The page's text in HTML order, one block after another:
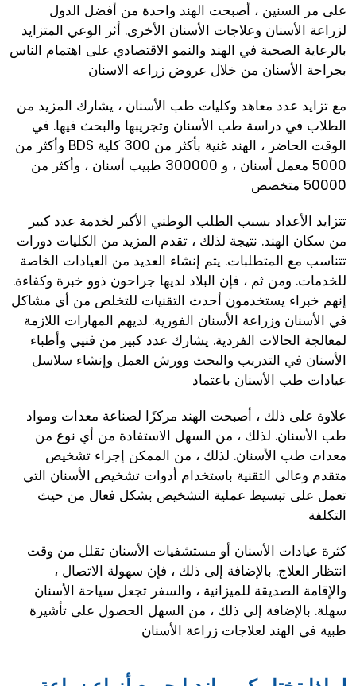
على مر السنين ، أصبحت الهند واحدة من أفضل الدول
لزراعة الأسنان وعلاجات الأسنان الأخرى. أثر الوعي المتزايد
بالرعاية الصحية في الهند والنمو الاقتصادي على اهتمام الناس
بجراحة الأسنان من خلال عروض زراعه الاسنان
مع تزايد عدد معاهد وكليات طب الأسنان ، يشارك المزيد من
الطلاب في دراسة طب الأسنان وتجريبها والبحث فيها. في
الوقت الحاضر ، الهند غنية بأكثر من 300 كلية BDS وأكثر من
5000 معمل أسنان ، و 300000 طبيب أسنان ، وأكثر من
50000 متخصص
تتزايد الأعداد بسبب الطلب الوطني الأكبر لخدمة عدد كبير
من سكان الهند. نتيجة لذلك ، تقدم المزيد من الكليات دورات
تتناسب مع المتطلبات. يتم إنشاء العديد من العيادات الخاصة
للخدمات. ومن ثم ، فإن البلاد لديها جراحون ذوو خبرة وكفاءة.
إنهم خبراء يستخدمون أحدث التقنيات للتخلص من أي مشاكل
في الأسنان وزراعة الأسنان الفورية. لديهم المهارات اللازمة
لمعالجة الحالات الفردية. يشارك عدد كبير من فنيي وأطباء
الأسنان في التدريب والبحث وورش العمل وإنشاء سلاسل
عيادات طب الأسنان باعتماد
علاوة على ذلك ، أصبحت الهند مركزًا لصناعة معدات ومواد
طب الأسنان. لذلك ، من السهل الاستفادة من أي نوع من
معدات طب الأسنان. لذلك ، من الممكن إجراء تشخيص
متقدم وعالي التقنية باستخدام أدوات تشخيص الأسنان التي
تعمل على تبسيط عملية التشخيص بشكل فعال من حيث
التكلفة
كثرة عيادات الأسنان أو مستشفيات الأسنان تقلل من وقت
انتظار العلاج. بالإضافة إلى ذلك ، فإن سهولة الاتصال ،
والإقامة الصديقة للميزانية ، والسفر تجعل سياحة الأسنان
سهلة. بالإضافة إلى ذلك ، من السهل الحصول على تأشيرة
طبية في الهند لعلاجات زراعة الأسنان